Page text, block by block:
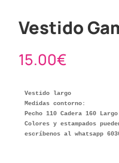
Vestido
15.00€
Vestido largo
Medidas contorno:
Pecho 110 Cadera 160
Colores y estampados
escríbenos al whatsapp